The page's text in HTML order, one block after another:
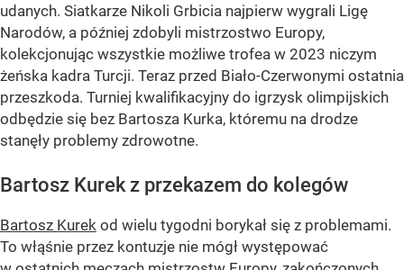
udanych. Siatkarze Nikoli Grbicia najpierw wygrali Ligę
Narodów, a później zdobyli mistrzostwo Europy,
kolekcjonując wszystkie możliwe trofea w 2023 niczym
żeńska kadra Turcji. Teraz przed Biało-Czerwonymi ostatnia
przeszkoda. Turniej kwalifikacyjny do igrzysk olimpijskich
odbędzie się bez Bartosza Kurka, któremu na drodze
stanęły problemy zdrowotne.
Bartosz Kurek z przekazem do kolegów
Bartosz Kurek od wielu tygodni borykał się z problemami.
To włąśnie przez kontuzje nie mógł występować